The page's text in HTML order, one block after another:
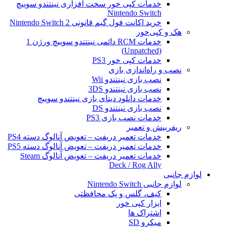
خدمات کپی خور سخت افزاری نینتندو سوییچ
Nintendo Switch
خرید اکانت فول گیم قانونی Nintendo Switch 2
هک و کپی‌خور
خدمات RCM دائمی نینتندو سوییچ ورژن 1
(Unpatched)
خدمات کپی خور PS3
نصب و راه‌اندازی بازی
نصب بازی نینتندو Wii
نصب بازی نینتندو 3DS
خدمات دانلود دیتای بازی نینتندو سوییچ
نصب بازی نینتندو DS
خدمات نصب بازی PS3
ریفربیش و تعمیر
خدمات تعمیر دریفت – تعویض آنالوگ دسته PS4
خدمات تعمیر دریفت – تعویض آنالوگ دسته PS5
خدمات تعمیر دریفت – تعویض آنالوگ Steam
Deck / Rog Ally
لوازم جانبی
لوازم جانبی Nintendo Switch
کیف، گلس و پک محافظتی
ابزار کپی خور
اشتراک ها
میکرو SD